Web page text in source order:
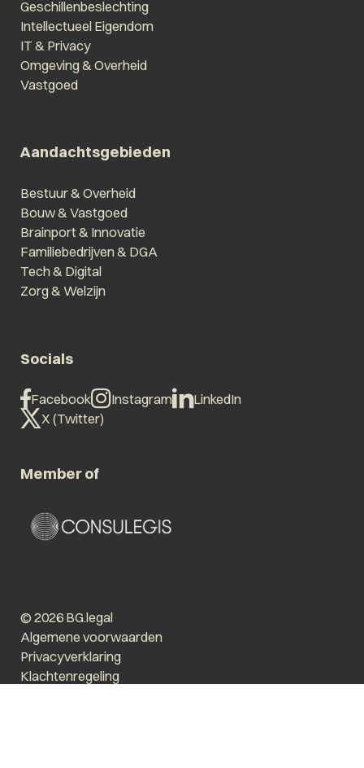
Geschillenbeslechting
Intellectueel Eigendom
IT & Privacy
Omgeving & Overheid
Vastgoed
Aandachtsgebieden
Bestuur & Overheid
Bouw & Vastgoed
Brainport & Innovatie
Familiebedrijven & DGA
Tech & Digital
Zorg & Welzijn
Socials
Facebook Instagram
LinkedIn
X (Twitter)
Member of
© 2026 BG.legal
Algemene voorwaarden
Privacyverklaring
Klachtenregeling